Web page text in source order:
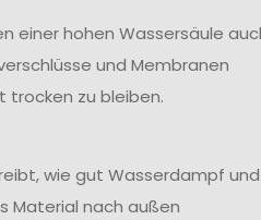
einer hohen Wassersäule
und Membranen
zu bleiben.
wie gut Wasserdampf und
Material nach außen